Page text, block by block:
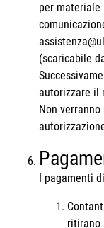
per materiale
(scaricabile
autorizzare il
Non
I pagamenti
ritirano